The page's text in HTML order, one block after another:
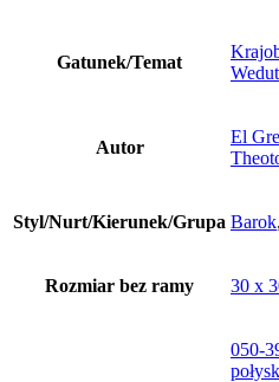
Gatunek/Temat
Autor
El
Styl/Nurt/Kierunek/Grupa Barok,
Rozmiar bez ramy 30 x
050-
połysk